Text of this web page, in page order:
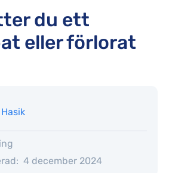
du ett
eller förlorat
4 december 2024